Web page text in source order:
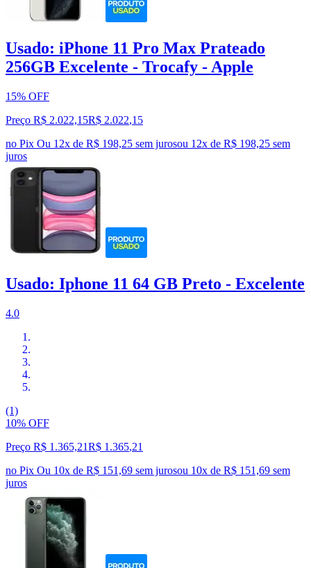
Usado: iPhone 11 Pro Max Prateado
256GB Excelente - Trocafy - Apple
15% OFF
Preço R$ 2.022,15R$ 2.022,15
no Pix Ou 12x de R$ 198,25 sem jurosou 12x de R$ 198,25 sem
juros
Usado: Iphone 11 64 GB Preto - Excelente
4.0
(1)
10% OFF
Preço R$ 1.365,21R$ 1.365,21
no Pix Ou 10x de R$ 151,69 sem jurosou 10x de R$ 151,69 sem
juros